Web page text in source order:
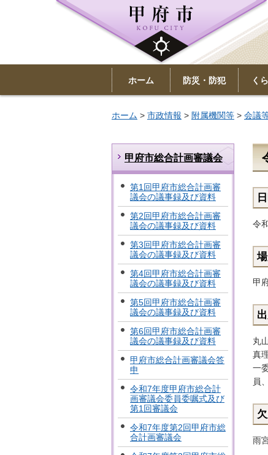
ホーム 防災・防犯 く
ホーム > 市政情報 > 附属機関等 > 会議
甲府市総合計画審議会
第1回甲府市総合計画審
議会の議事録及び資料
第2回甲府市総合計画審
議会の議事録及び資料
第3回甲府市総合計画審
議会の議事録及び資料
第4回甲府市総合計画審
議会の議事録及び資料
第5回甲府市総合計画審
議会の議事録及び資料
第6回甲府市総合計画審
議会の議事録及び資料
甲府市総合計画審議会答
申
令和7年度甲府市総合計
画審議会委員委嘱式及び
第1回審議会
令和7年度第2回甲府市総
合計画審議会
令
甲
丸
真
一
員
雨